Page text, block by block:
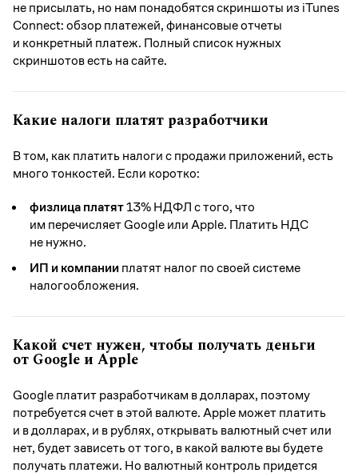
не присылать, но нам понадобятся скриншоты из iTunes
Connect: обзор платежей, финансовые отчеты
и конкретный платеж. Полный список нужных
скриншотов есть на сайте.
Какие налоги платят разработчики
В том, как платить налоги с продажи приложений, есть
много тонкостей. Если коротко:
физлица платят13% НДФЛ с того, что
им перечисляет Google или Apple. Платить НДС
не нужно.
ИП и компанииплатят налог по своей системе
налогообложения.
Какой счет нужен, чтобы получать деньги
от Google и Apple
Google платит разработчикам в долларах, поэтому
потребуется счет в этой валюте. Apple может платить
и в долларах, и в рублях, открывать валютный счет или
нет, будет зависеть от того, в какой валюте вы будете
получать платежи. Но валютный контроль придется